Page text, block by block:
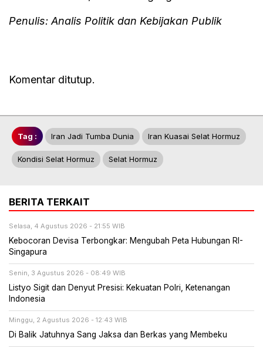
Penulis: Analis Politik dan Kebijakan Publik
Komentar ditutup.
Tag : Iran Jadi Tumba Dunia Iran Kuasai Selat Hormuz
Kondisi Selat Hormuz Selat Hormuz
BERITA TERKAIT
Selasa, 4 Agustus 2026 - 21:55 WIB
Kebocoran Devisa Terbongkar: Mengubah Peta Hubungan RI-
Singapura
Senin, 3 Agustus 2026 - 08:49 WIB
Listyo Sigit dan Denyut Presisi: Kekuatan Polri, Ketenangan
Indonesia
Minggu, 2 Agustus 2026 - 12:43 WIB
Di Balik Jatuhnya Sang Jaksa dan Berkas yang Membeku